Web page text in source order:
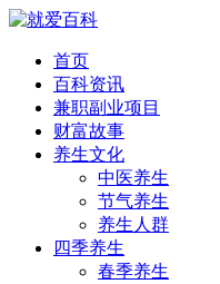
首页
百科资讯
兼职副业项目
财富故事
养生文化
中医养生
节气养生
养生人群
四季养生
春季养生